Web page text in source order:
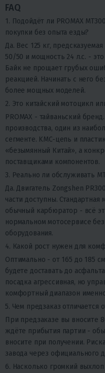
FAQ
1. Подойдёт ли PROMAX
покупки без опыта езды?
Да. Вес 125 кг,
50/50 и мощность 24 л.с. -
Байк не прощает грубых
реакцией. Начинать с него
более мощных моделей.
2. Это китайский мотоцикл
PROMAX - тайваньский
производства, один из
сегменте. KMC-цепь и
«безымянный Китай», а
поставщиками компонентов.
3. Реально ли обслуживать
Да. Двигатель Zongshen
части доступны. Стандартная
обычный карбюратор - всё
нормальном мотосервисе
оборудования.
4. Какой рост нужен для
Оптимально - от 165 до 185
будете доставать до
посадка агрессивная, но
комфортный диапазон
5. Чем предзаказ
При предзаказе вы вносите
ждёте прибытия партии -
вносите при получении.
завода через официального
6. Насколько громкий